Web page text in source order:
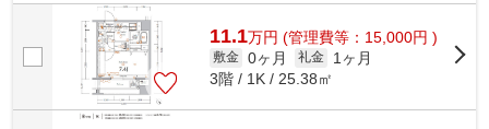
ちるのが魅力です。自宅から2駅利用...
11.1万円 (管理費等：15,000円 )
敷金 0ヶ月 礼金
1ヶ月
3階 / 1K / 25.38㎡